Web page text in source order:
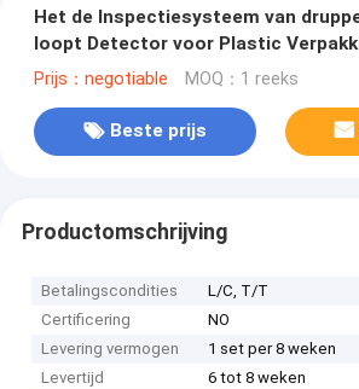
Het de Inspectiesysteem van
loopt Detector voor Plastic
Prijs：negotiable MOQ：1 reeks
Beste prijs
Productomschrijving
Betalingscondities
L/C, T/T
Certificering
NO
Levering vermogen
1 set per 8 weken
Levertijd
6 tot 8 weken